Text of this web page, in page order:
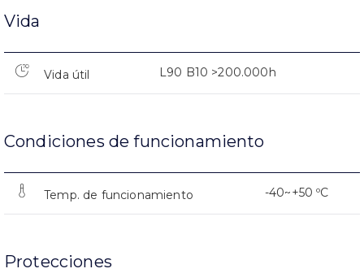
Vida
Vida útil L90 B10 >200.000h
Condiciones de funcionamiento
Temp. de funcionamiento -40~+50 ºC
Protecciones